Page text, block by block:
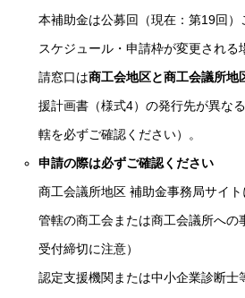
本補助金は公募回（現在：第19回）
スケジュール・申請枠が変更される
請窓口は商工会地区と商工会議所地
援計画書（様式4）の発行先が異な
轄を必ずご確認ください）。
申請の際は必ずご確認ください
商工会議所地区 補助金事務局サイト
管轄の商工会または商工会議所への
受付締切に注意）
認定支援機関または中小企業診断士